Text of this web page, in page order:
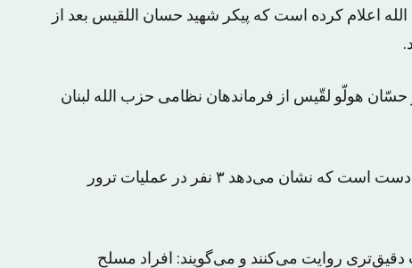
اعلام کرده است که پیکر شهید حسان اللقیس بعد از
حسّان هولّو لقّیس از فرماندهان نظامی حزب الله لبنان
اما شبکه المیادین اعلام کرده است اطلاعاتی در دست است که نشان می‌دهد ۳ نفر در عملیات ترور
دقیق‌تری روایت می‌کنند و می‌گویند: افراد مسلح